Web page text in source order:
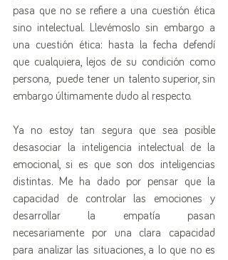
pasa que no se refiere a una cuestión ética
sino intelectual. Llevémoslo sin embargo a
una cuestión ética: hasta la fecha defendí
que cualquiera, lejos de su condición como
persona,  puede tener un talento superior, sin
embargo últimamente dudo al respecto.
Ya no estoy tan segura que sea posible
desasociar la inteligencia intelectual de la
emocional, si es que son dos inteligencias
distintas. Me ha dado por pensar que la
capacidad de controlar las emociones y
desarrollar la empatía pasan
necesariamente por una clara capacidad
para analizar las situaciones, a lo que no es